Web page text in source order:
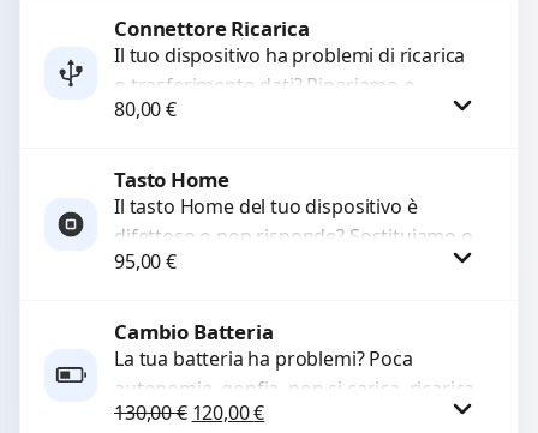
Procedi
Connettore Ricarica
Il tuo dispositivo ha problemi di ricarica
o trasferimento dati? Ripariamo o
sostituiamo connettori di ricarica guasti,
80,00€
Tasto Home
Il tasto Home del tuo dispositivo è
difettoso o non risponde? Sostituiamo o
ripariamo il modulo con componenti di
95,00€
Procedi
Cambio Batteria
La tua batteria ha problemi? Poca
autonomia, gonfia, non si carica, ricarica
lenta o cicli di ricarica esauriti?
130,00€ Il prezzo originale era: 130,00 €.
120,00€Il prezzo attuale è: 120,00 €.